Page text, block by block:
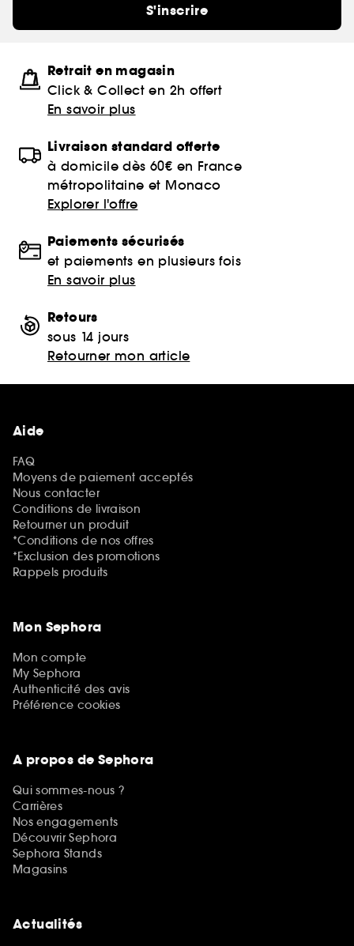
S'inscrire
Retrait en magasin
Click & Collect en 2h offert
En savoir plus
Livraison standard offerte
à domicile dès 60€ en France
métropolitaine et Monaco
Explorer l'offre
Paiements sécurisés
et paiements en plusieurs fois
En savoir plus
Retours
sous 14 jours
Retourner mon article
Aide
FAQ
Moyens de paiement acceptés
Nous contacter
Conditions de livraison
Retourner un produit
*Conditions de nos offres
*Exclusion des promotions
Rappels produits
Mon Sephora
Mon compte
My Sephora
Authenticité des avis
Préférence cookies
A propos de Sephora
Qui sommes-nous ?
Carrières
Nos engagements
Découvrir Sephora
Sephora Stands
Magasins
Actualités